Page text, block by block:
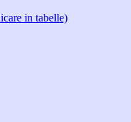
in tabelle)